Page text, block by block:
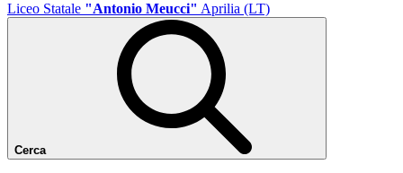
Liceo Statale "Antonio Meucci" Aprilia (LT)
Cerca